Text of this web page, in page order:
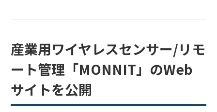
産業用ワイヤレスセンサー/リモ
ート管理「MONNIT」のWeb
サイトを公開